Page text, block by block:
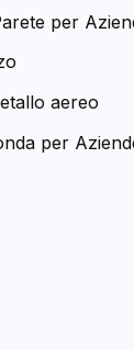
per
aereo
per